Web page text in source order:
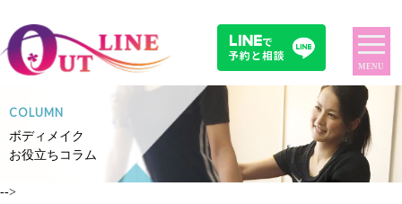
COLUMN
ボディメイク
お役立ちコラム
-->
MENU